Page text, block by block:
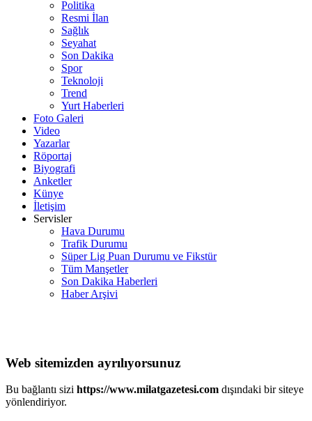
Politika
Resmi İlan
Sağlık
Seyahat
Son Dakika
Spor
Teknoloji
Trend
Yurt Haberleri
Foto Galeri
Video
Yazarlar
Röportaj
Biyografi
Anketler
Künye
İletişim
Servisler
Hava Durumu
Trafik Durumu
Süper Lig Puan Durumu ve Fikstür
Tüm Manşetler
Son Dakika Haberleri
Haber Arşivi
Web sitemizden ayrılıyorsunuz
Bu bağlantı sizi https://www.milatgazetesi.com dışındaki bir siteye
yönlendiriyor.